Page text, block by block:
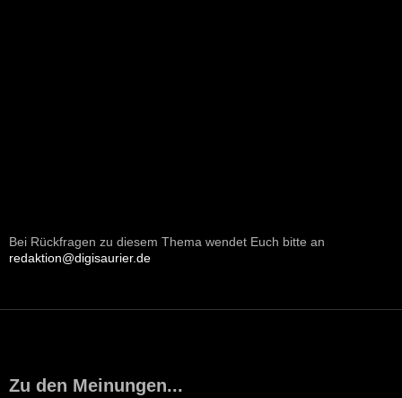
Bei Rückfragen zu diesem Thema wendet Euch bitte an
redaktion@digisaurier.de
Zu den Meinungen...